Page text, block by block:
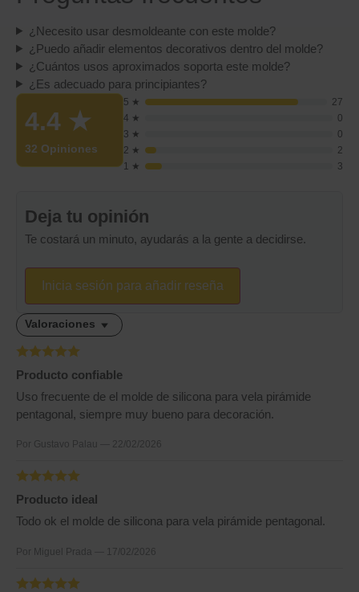
¿Necesito usar desmoldeante con este molde?
¿Puedo añadir elementos decorativos dentro del molde?
¿Cuántos usos aproximados soporta este molde?
¿Es adecuado para principiantes?
4.4 ★
32 Opiniones
5 ★
27
4 ★
0
3 ★
0
2 ★
2
1 ★
3
Deja tu opinión
Te costará un minuto, ayudarás a la gente a decidirse.
Inicia sesión para añadir reseña
Valoraciones
Producto confiable
Uso frecuente de el molde de silicona para vela pirámide
pentagonal, siempre muy bueno para decoración.
Por Gustavo Palau — 22/02/2026
Producto ideal
Todo ok el molde de silicona para vela pirámide pentagonal.
Por Miguel Prada — 17/02/2026